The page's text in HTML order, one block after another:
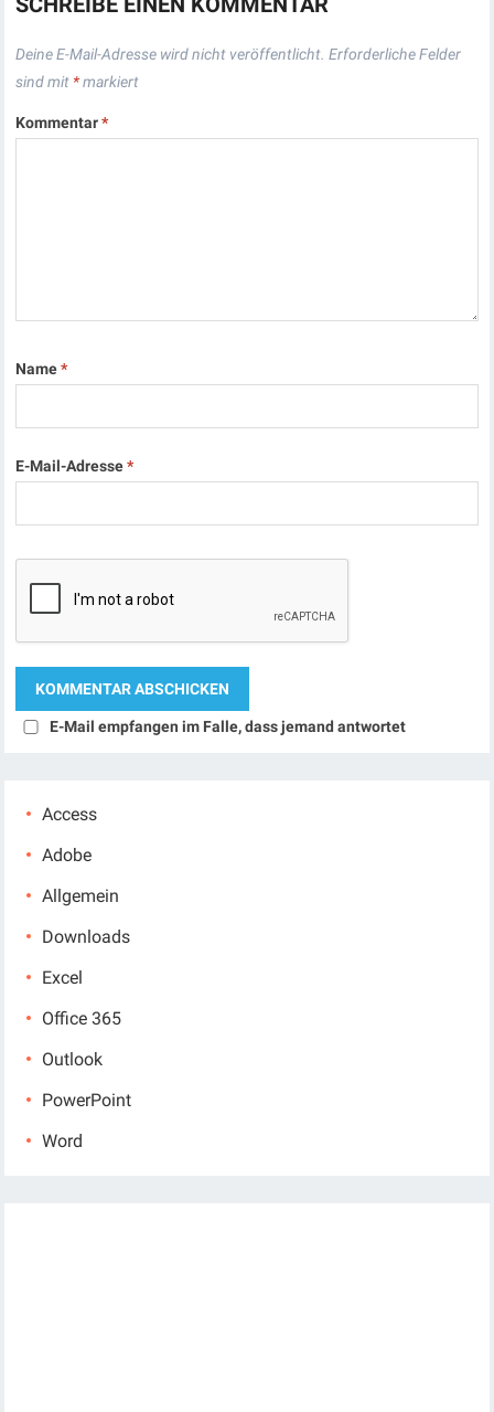
Deine E-Mail-Adresse wird nicht veröffentlicht. Erforderliche Felder
sind mit *markiert
Kommentar*
Name*
E-Mail-Adresse*
E-Mail empfangen im Falle, dass jemand antwortet
Access
Adobe
Allgemein
Downloads
Excel
Office 365
Outlook
PowerPoint
Word